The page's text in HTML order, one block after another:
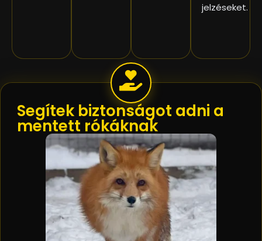
jelzéseket.
Segítek biztonságot adni a
mentett rókáknak